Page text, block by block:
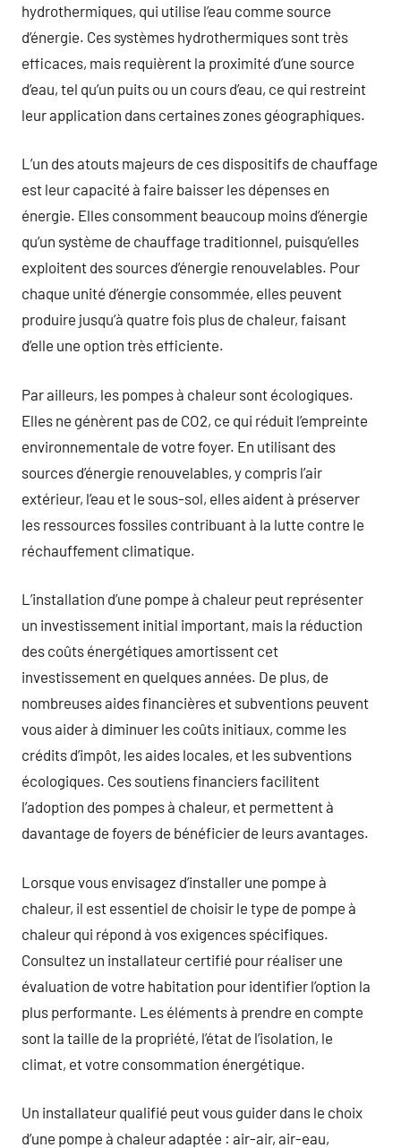
hydrothermiques, qui utilise l’eau comme source
d’énergie. Ces systèmes hydrothermiques sont très
efficaces, mais requièrent la proximité d’une source
d’eau, tel qu’un puits ou un cours d’eau, ce qui restreint
leur application dans certaines zones géographiques.
L’un des atouts majeurs de ces dispositifs de chauffage
est leur capacité à faire baisser les dépenses en
énergie. Elles consomment beaucoup moins d’énergie
qu’un système de chauffage traditionnel, puisqu’elles
exploitent des sources d’énergie renouvelables. Pour
chaque unité d’énergie consommée, elles peuvent
produire jusqu’à quatre fois plus de chaleur, faisant
d’elle une option très efficiente.
Par ailleurs, les pompes à chaleur sont écologiques.
Elles ne génèrent pas de CO2, ce qui réduit l’empreinte
environnementale de votre foyer. En utilisant des
sources d’énergie renouvelables, y compris l’air
extérieur, l’eau et le sous-sol, elles aident à préserver
les ressources fossiles contribuant à la lutte contre le
réchauffement climatique.
L’installation d’une pompe à chaleur peut représenter
un investissement initial important, mais la réduction
des coûts énergétiques amortissent cet
investissement en quelques années. De plus, de
nombreuses aides financières et subventions peuvent
vous aider à diminuer les coûts initiaux, comme les
crédits d’impôt, les aides locales, et les subventions
écologiques. Ces soutiens financiers facilitent
l’adoption des pompes à chaleur, et permettent à
davantage de foyers de bénéficier de leurs avantages.
Lorsque vous envisagez d’installer une pompe à
chaleur, il est essentiel de choisir le type de pompe à
chaleur qui répond à vos exigences spécifiques.
Consultez un installateur certifié pour réaliser une
évaluation de votre habitation pour identifier l’option la
plus performante. Les éléments à prendre en compte
sont la taille de la propriété, l’état de l’isolation, le
climat, et votre consommation énergétique.
Un installateur qualifié peut vous guider dans le choix
d’une pompe à chaleur adaptée : air-air, air-eau,